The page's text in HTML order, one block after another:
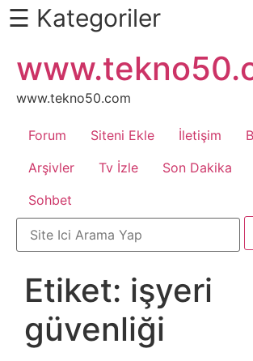
Daha
Fazlası
İçin
Kaydır
Android
Apk
Arabalar
Bankacılık
İşlemleri
☰ Kategoriler
atla
www.tekno50.com
Forum Siteni Ekle İletişim
Arşivler
Tv İzle Son Dakika
Sohbet
Etiket: işyeri
güvenliği